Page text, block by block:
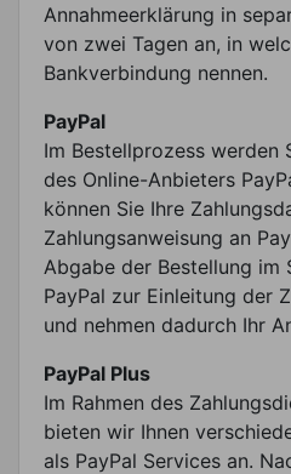
Annahmeerklärung in
von zwei Tagen an, in
Bankverbindung nennen.
PayPal
Im Bestellprozess werden
des Online-Anbieters
können Sie Ihre
Zahlungsanweisung an
Abgabe der Bestellung im
PayPal zur Einleitung der
und nehmen dadurch Ihr
PayPal Plus
Im Rahmen des
bieten wir Ihnen
als PayPal Services an.